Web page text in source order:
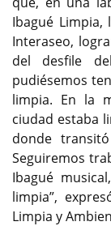
Ibagué
Interaseo,
del desfile
pudiésemos
limpia. En la
ciudad estaba
donde
Seguiremos
Ibagué
limpia”,
Limpia y